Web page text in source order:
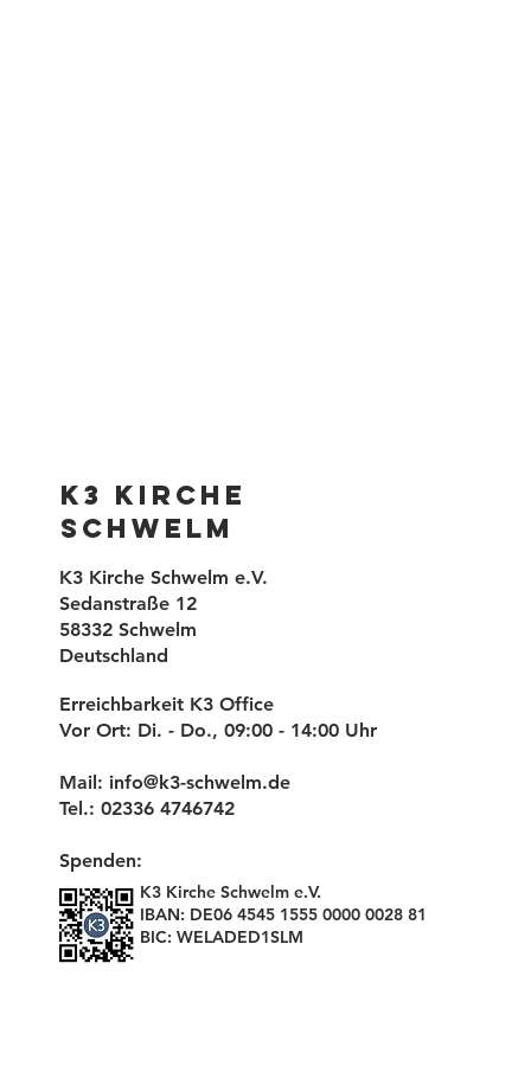
K3 Kirche
Schwelm
K3 Kirche Schwelm e.V.
Sedanstraße 12
58332 Schwelm
Deutschland
Erreichbarkeit K3 Office
Vor Ort: Di. - Do., 09:00 - 14:00 Uhr
Mail: info@k3-schwelm.de
Tel.: 02336 4746742
Spenden:
K3 Kirche Schwelm e.V.
IBAN: DE06 4545 1555 0000 0028 81
BIC: WELADED1SLM